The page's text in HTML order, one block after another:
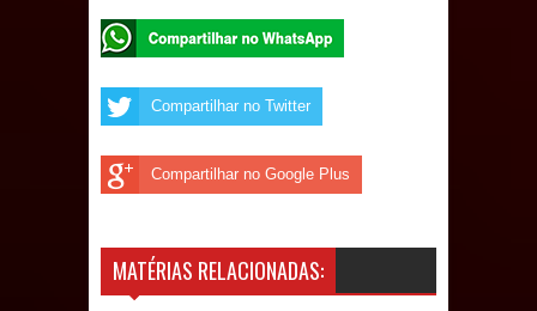
com foco na qualificação dos
serviços do SUS
Perseguição na Gestão de Daniella
Compartilhar no Twitter
Compartilhar no Google Plus
MATÉRIAS RELACIONADAS: